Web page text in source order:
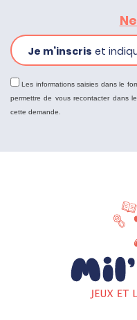
Je m’inscris et
Les informations saisies dans le
permettre de vous recontacter dans
cette demande.